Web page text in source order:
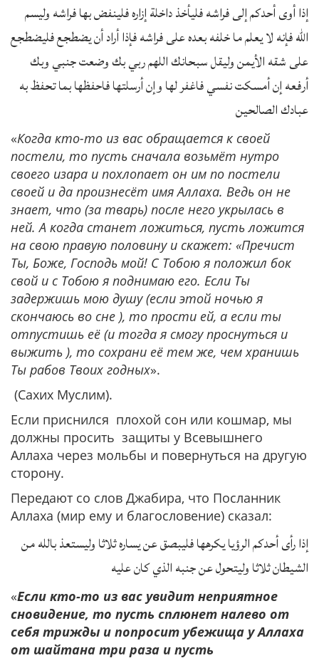
إذا أوى أحدكم إلى فراشه فليأخذ داخلة إزاره فلينفض بها فراشه وليسم
الله فإنه لا يعلم ما خلفه بعده على فراشه فإذا أراد أن يضطجع فليضطجع
على شقه الأيمن وليقل سبحانك اللهم ربي بك وضعت جنبي وبك
أرفعه إن أمسكت نفسي فاغفر لها وإن أرسلتها فاحفظها بما تحفظ به
عبادك الصالحين
«Когда кто-то из вас обращается к своей
постели, то пусть сначала возьмёт нутро
своего изара и похлопает он им по постели
своей и да произнесёт имя Аллаха. Ведь он не
знает, что (за тварь) после него укрылась в
ней. А когда станет ложиться, пусть ложится
на свою правую половину и скажет: «Пречист
Ты, Боже, Господь мой! С Тобою я положил бок
свой и с Тобою я поднимаю его. Если Ты
задержишь мою душу (если этой ночью я
скончаюсь во сне ), то прости ей, а если ты
отпустишь её (и тогда я смогу проснуться и
выжить ), то сохрани её тем же, чем хранишь
Ты рабов Твоих годных».
(Сахих Муслим).
Если приснился плохой сон или кошмар, мы
должны просить защиты у Всевышнего
Аллаха через мольбы и повернуться на другую
сторону.
Передают со слов Джабира, что Посланник
Аллаха (мир ему и благословение) сказал:
إذا رأى أحدكم الرؤيا يكرهها فليبصق عن يساره ثلاثا وليستعذ بالله من
الشيطان ثلاثا وليتحول عن جنبه الذي كان عليه
«Если кто-то из вас увидит неприятное
сновидение, то пусть сплюнет налево от
себя трижды и попросит убежища у Аллаха
от шайтана три раза и пусть